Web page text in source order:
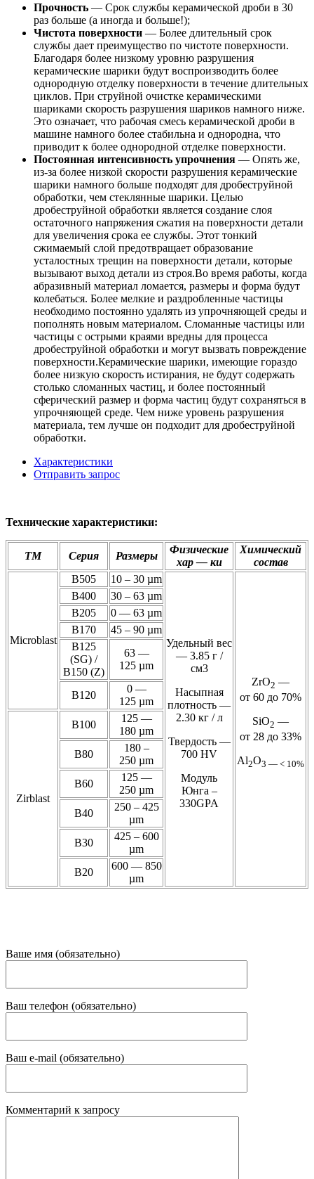
Прочность — Срок службы керамической дроби в 30
раз больше (а иногда и больше!);
Чистота поверхности — Более длительный срок
службы дает преимущество по чистоте поверхности.
Благодаря более низкому уровню разрушения
керамические шарики будут воспроизводить более
однородную отделку поверхности в течение длительных
циклов. При струйной очистке керамическими
шариками скорость разрушения шариков намного ниже.
Это означает, что рабочая смесь керамической дроби в
машине намного более стабильна и однородна, что
приводит к более однородной отделке поверхности.
Постоянная интенсивность упрочнения — Опять же,
из-за более низкой скорости разрушения керамические
шарики намного больше подходят для дробеструйной
обработки, чем стеклянные шарики. Целью
дробеструйной обработки является создание слоя
остаточного напряжения сжатия на поверхности детали
для увеличения срока ее службы. Этот тонкий
сжимаемый слой предотвращает образование
усталостных трещин на поверхности детали, которые
вызывают выход детали из строя.Во время работы, когда
абразивный материал ломается, размеры и форма будут
колебаться. Более мелкие и раздробленные частицы
необходимо постоянно удалять из упрочняющей среды и
пополнять новым материалом. Сломанные частицы или
частицы с острыми краями вредны для процесса
дробеструйной обработки и могут вызвать повреждение
поверхности.Керамические шарики, имеющие гораздо
более низкую скорость истирания, не будут содержать
столько сломанных частиц, и более постоянный
сферический размер и форма частиц будут сохраняться в
упрочняющей среде. Чем ниже уровень разрушения
материала, тем лучше он подходит для дробеструйной
обработки.
Характеристики
Отправить запрос
Технические характеристики:
TM Серия Размеры
Физические
хар — ки
Химический
состав
Microblast
B505 10 – 30 µm
Удельный вес
— 3.85 г /
см3
Насыпная
плотность —
2.30 кг / л
Твердость —
700 HV
Модуль
Юнга –
330GPA
ZrО2 —
от 60 до 70%
SiО2 —
от 28 до 33%
Al2O3 — < 10%
B400
30 – 63 µm
B205
0 — 63 µm
B170
45 – 90 µm
B125
(SG) /
B150 (Z)
63 —
125 µm
B120
0 —
125 µm
Zirblast
B100
125 —
180 µm
B80
180 –
250 µm
B60
125 —
250 µm
B40
250 – 425
µm
B30
425 – 600
µm
B20
600 — 850
µm
Ваше имя (обязательно)
Ваш телефон (обязательно)
Ваш e-mail (обязательно)
Комментарий к запросу